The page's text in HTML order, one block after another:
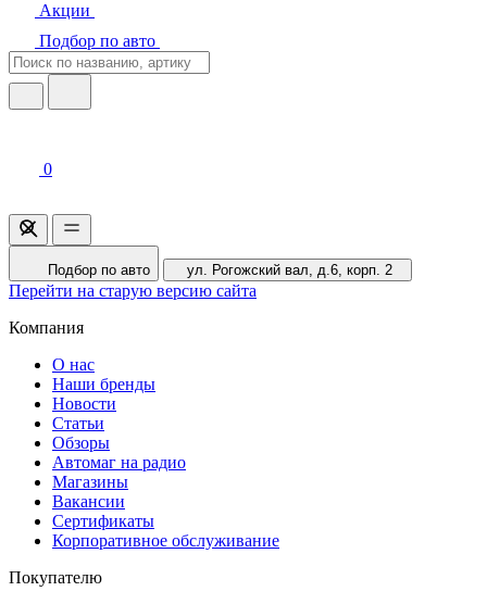
Акции
Подбор по авто
0
Подбор по авто ул. Рогожский вал, д.6, корп. 2
Перейти на старую версию сайта
Компания
О нас
Наши бренды
Новости
Статьи
Обзоры
Автомаг на радио
Магазины
Вакансии
Сертификаты
Корпоративное обслуживание
Покупателю